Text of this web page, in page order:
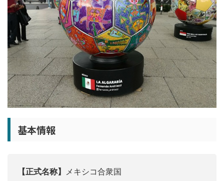
基本情報
【正式名称】 メキシコ合衆国